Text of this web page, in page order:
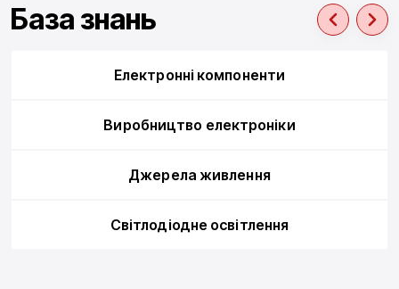
База знань
Електронні компоненти
Виробництво електроніки
Джерела живлення
Cвітлодіодне освітлення